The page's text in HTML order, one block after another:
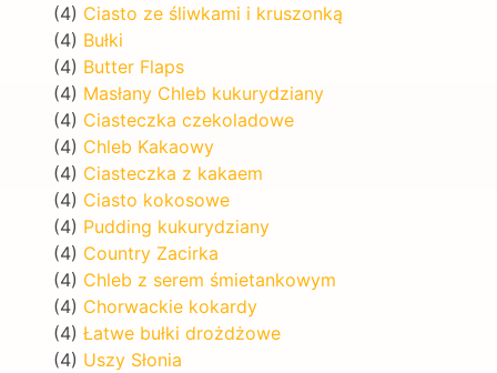
(4) Ciasto ze śliwkami i kruszonką
(4) Bułki
(4) Butter Flaps
(4) Masłany Chleb kukurydziany
(4) Ciasteczka czekoladowe
(4) Chleb Kakaowy
(4) Ciasteczka z kakaem
(4) Ciasto kokosowe
(4) Pudding kukurydziany
(4) Country Zacirka
(4) Chleb z serem śmietankowym
(4) Chorwackie kokardy
(4) Łatwe bułki drożdżowe
(4) Uszy Słonia